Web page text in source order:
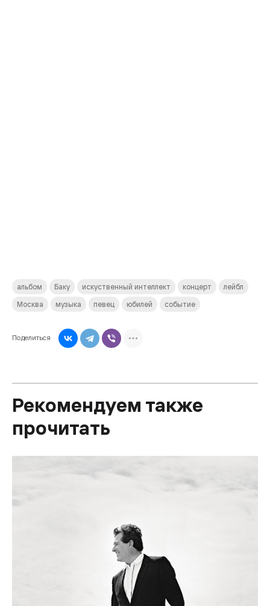
альбом Баку искуственный интеллект концерт
лейбл
Москва
музыка певец юбилей событие
Поделиться
Рекомендуем также
прочитать